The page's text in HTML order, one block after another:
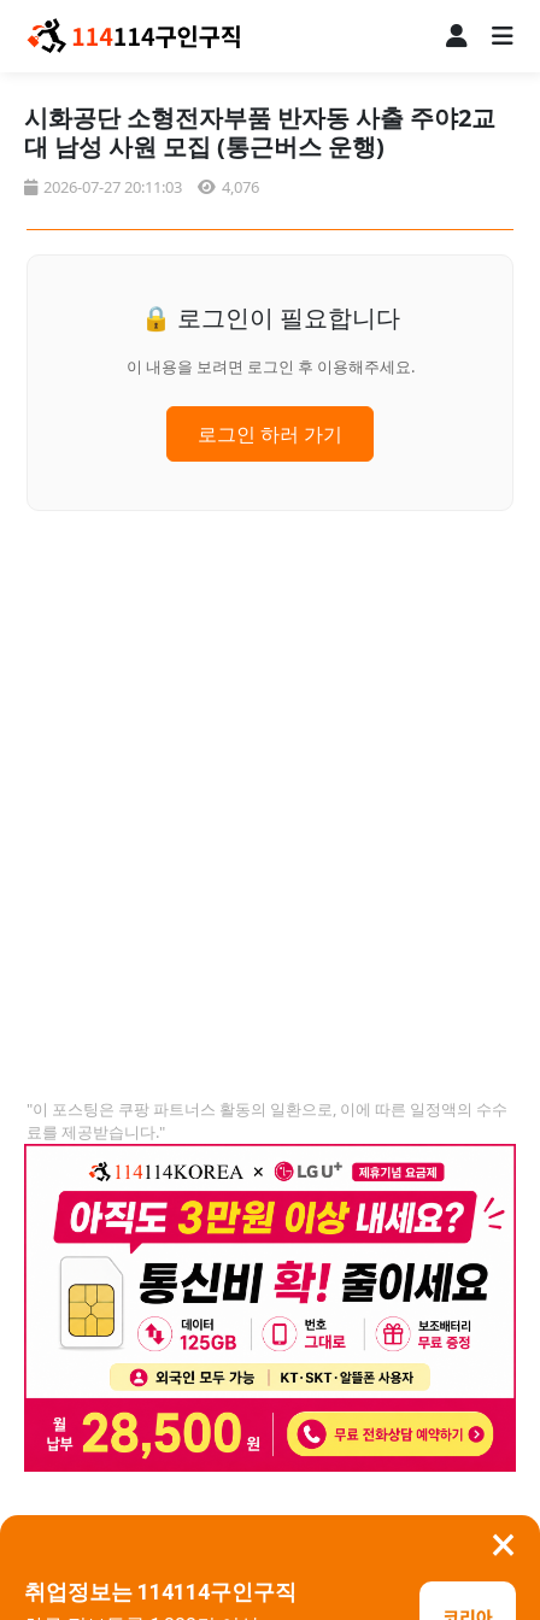
×
취업정보는 114114구인구직
시화공단 소형전자부품 반자동 사출 주야2교
대 남성 사원 모집 (통근버스 운행)
2026-07-27 20:11:03 4,076
🔒 로그인이 필요합니다
이 내용을 보려면 로그인 후 이용해주세요.
로그인 하러 가기
"이 포스팅은 쿠팡 파트너스 활동의 일환으로, 이에 따른 일정액의 수수
료를 제공받습니다."